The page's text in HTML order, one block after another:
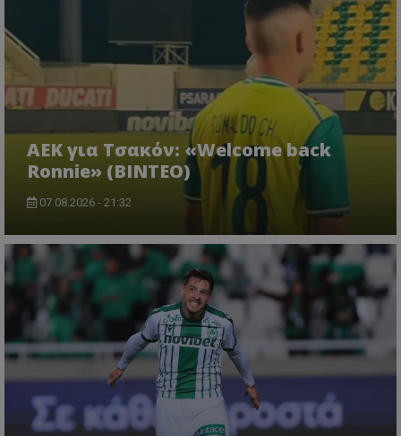
ΑΕΚ για Τσακόν: «Welcome back
Ronnie» (ΒΙΝΤΕΟ)
07.08.2026 - 21:32